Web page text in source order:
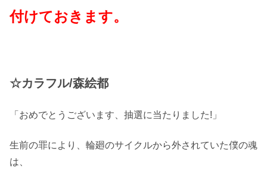
付けておきます。
☆カラフル/森絵都
「おめでとうございます、抽選に当たりました!」
生前の罪により、輪廻のサイクルから外されていた僕の魂
は、